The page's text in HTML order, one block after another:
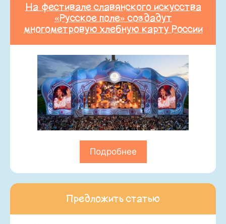
На фестивале славянского искусства
«Русское поле» создадут
многометровую хлебную карту России
Подробнее
Предложить статью